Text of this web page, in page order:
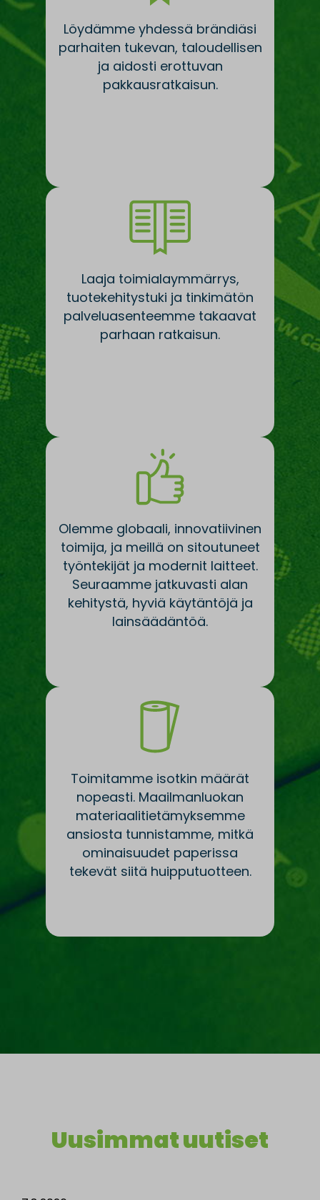
Löydämme yhdessä brändiäsi
parhaiten tukevan, taloudellisen
ja aidosti erottuvan
pakkausratkaisun.
Laaja toimialaymmärrys,
tuotekehitystuki ja tinkimätön
palveluasenteemme takaavat
parhaan ratkaisun.
Olemme globaali, innovatiivinen
toimija, ja meillä on sitoutuneet
työntekijät ja modernit laitteet.
Seuraamme jatkuvasti alan
kehitystä, hyviä käytäntöjä ja
lainsäädäntöä.
Toimitamme isotkin määrät
nopeasti. Maailmanluokan
materiaalitietämyksemme
ansiosta tunnistamme, mitkä
ominaisuudet paperissa
tekevät siitä huipputuotteen.
Uusimmat uutiset